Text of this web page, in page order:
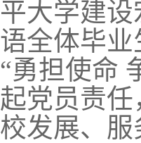
平大学建
语全体毕
“勇担使命
起党员责
校发展、